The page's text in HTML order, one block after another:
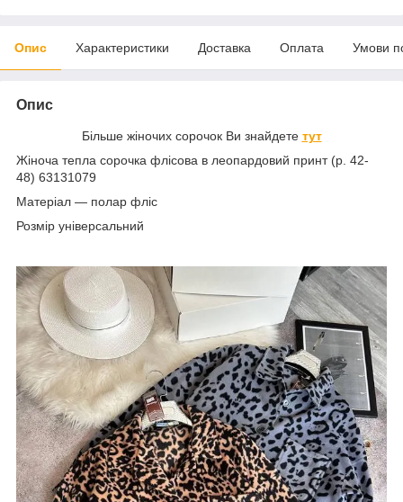
Опис Характеристики Доставка Оплата Умови
Опис
Більше жіночих сорочок Ви знайдете тут
Жіноча тепла сорочка флісова в леопардовий принт (р. 42-
48) 63131079
Матеріал — полар фліс
Розмір універсальний